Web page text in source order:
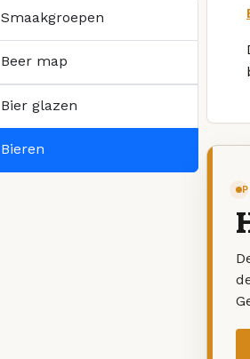
Smaakgroepen
Beer map
Bier glazen
Bieren